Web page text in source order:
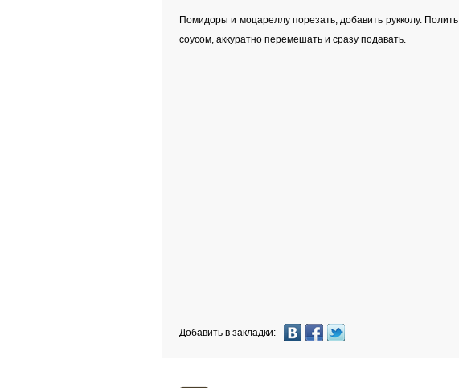
Помидоры и моцареллу порезать, добавить рукколу. Полить
соусом, аккуратно перемешать и сразу подавать.
Добавить в закладки: